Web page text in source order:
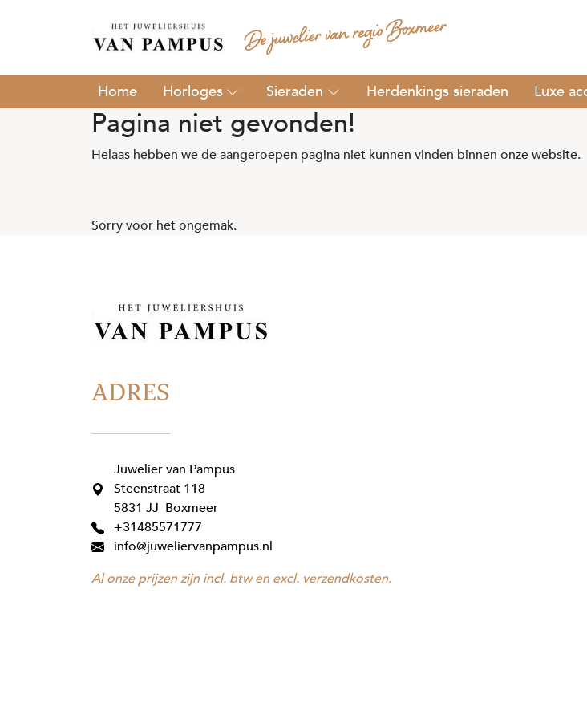
Horloges Sieraden Herdenkings sieraden Luxe
Pagina niet gevonden!
Helaas hebben we de aangeroepen pagina niet kunnen vinden binnen onze website.
Sorry voor het ongemak.
ADRES
Juwelier van Pampus
Steenstraat 118
5831 JJ Boxmeer
+31485571777
info@juweliervanpampus.nl
Al onze prijzen zijn incl. btw en excl. verzendkosten.